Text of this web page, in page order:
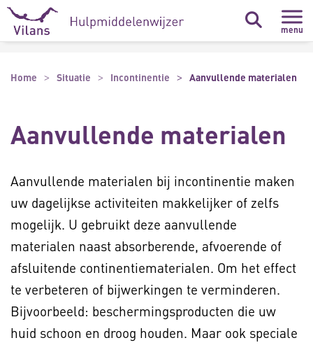
Naar hoofdinhoud
Naar footer
menu
Home Situatie Incontinentie Aanvullende materialen
Aanvullende materialen
Aanvullende materialen bij incontinentie maken
uw dagelijkse activiteiten makkelijker of zelfs
mogelijk. U gebruikt deze aanvullende
materialen naast absorberende, afvoerende of
afsluitende continentiematerialen. Om het effect
te verbeteren of bijwerkingen te verminderen.
Bijvoorbeeld: beschermingsproducten die uw
huid schoon en droog houden. Maar ook speciale